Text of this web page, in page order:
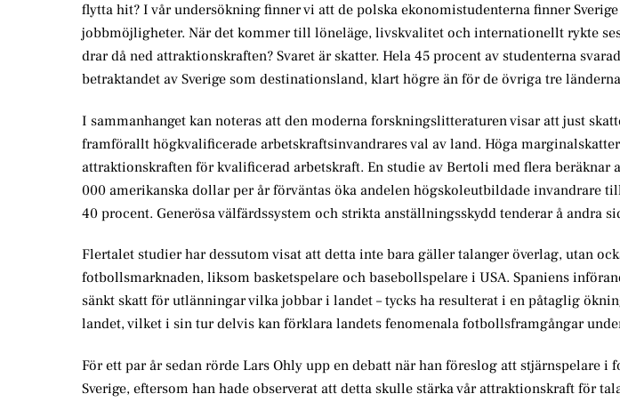
flytta hit? I vår undersökning finner vi att de polska ekonomistudenterna finner
jobbmöjligheter. När det kommer till löneläge, livskvalitet och internationellt rykte
drar då ned attraktionskraften? Svaret är skatter. Hela 45 procent av studenterna
betraktandet av Sverige som destinationsland, klart högre än för de övriga tre
I sammanhanget kan noteras att den moderna forskningslitteraturen visar att just
framförallt högkvalificerade arbetskraftsinvandrares val av land. Höga
attraktionskraften för kvalificerad arbetskraft. En studie av Bertoli med flera beräknar
000 amerikanska dollar per år förväntas öka andelen högskoleutbildade invandrare
40 procent. Generösa välfärdssystem och strikta anställningsskydd tenderar å andra
Flertalet studier har dessutom visat att detta inte bara gäller talanger överlag, utan
fotbollsmarknaden, liksom basketspelare och basebollspelare i USA. Spaniens
sänkt skatt för utlänningar vilka jobbar i landet – tycks ha resulterat i en påtaglig
landet, vilket i sin tur delvis kan förklara landets fenomenala fotbollsframgångar
För ett par år sedan rörde Lars Ohly upp en debatt när han föreslog att stjärnspelare i
Sverige, eftersom han hade observerat att detta skulle stärka vår attraktionskraft för